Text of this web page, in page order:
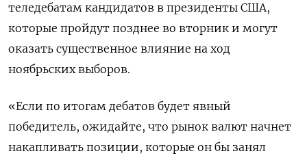
теледебатам кандидатов в президенты США,
которые пройдут позднее во вторник и могут
оказать существенное влияние на ход
ноябрьских выборов.
«Если по итогам дебатов будет явный
победитель, ожидайте, что рынок валют начнет
накапливать позиции, которые он бы занял